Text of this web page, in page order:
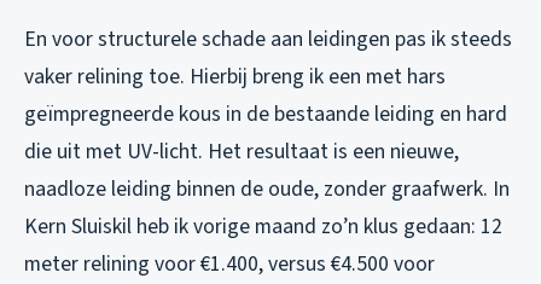
En voor structurele schade aan leidingen pas ik steeds
vaker relining toe. Hierbij breng ik een met hars
geïmpregneerde kous in de bestaande leiding en hard
die uit met UV-licht. Het resultaat is een nieuwe,
naadloze leiding binnen de oude, zonder graafwerk. In
Kern Sluiskil heb ik vorige maand zo’n klus gedaan: 12
meter relining voor €1.400, versus €4.500 voor